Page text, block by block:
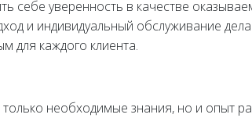
себе уверенность в качестве
и индивидуальный обслуживание
для каждого клиента.
необходимые знания, но и опыт